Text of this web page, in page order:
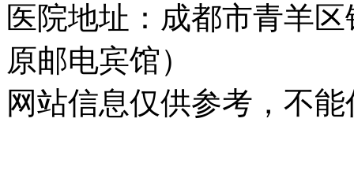
医院地址：成都市青羊
原邮电宾馆）
网站信息仅供参考，不